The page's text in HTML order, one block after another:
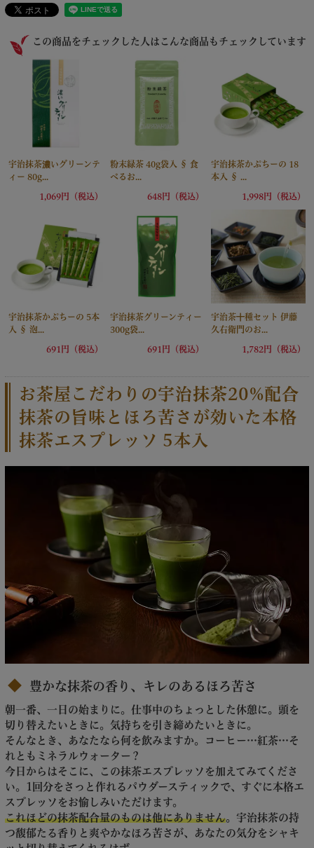
この商品をチェックした人はこんな商品もチェックしています
宇治抹茶濃いグリーンテ
ィー 80g...
1,069円（税込）
粉末緑茶 40g袋入 § 食
べるお...
648円（税込）
宇治抹茶かぷちーの 18
本入 § ...
1,998円（税込）
宇治抹茶かぷちーの 5本
入 § 泡...
691円（税込）
宇治抹茶グリーンティー
300g袋...
691円（税込）
宇治茶十種セット 伊藤
久右衛門のお...
1,782円（税込）
お茶屋こだわりの宇治抹茶20%配合
抹茶の旨味とほろ苦さが効いた本格
抹茶エスプレッソ 5本入
豊かな抹茶の香り、キレのあるほろ苦さ
朝一番、一日の始まりに。仕事中のちょっとした休憩に。頭を
切り替えたいときに。気持ちを引き締めたいときに。
そんなとき、あなたなら何を飲みますか。コーヒー…紅茶…そ
れともミネラルウォーター？
今日からはそこに、この抹茶エスプレッソを加えてみてくださ
い。1回分をさっと作れるパウダースティックで、すぐに本格エ
スプレッソをお愉しみいただけます。
これほどの抹茶配合量のものは他にありません。宇治抹茶の持
つ馥郁たる香りと爽やかなほろ苦さが、あなたの気分をシャキ